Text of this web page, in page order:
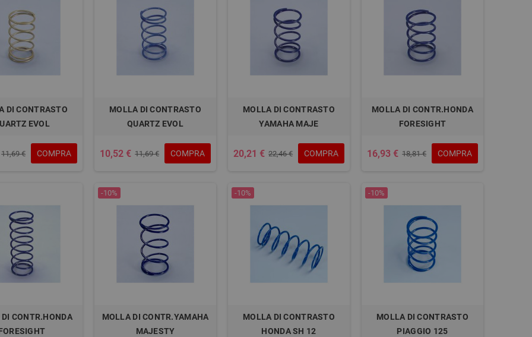
DI CONTRASTO
EVOL
11,69 € COMPRA
MOLLA DI CONTRASTO
QUARTZ EVOL
10,52 € 11,69 € COMPRA
MOLLA DI CONTRASTO
YAMAHA MAJE
20,21 € 22,46 € COMPRA
MOLLA DI CONTR.HONDA
FORESIGHT
16,93 € 18,81 € COMPRA
CONTR.HONDA
-10%
MOLLA DI CONTR.YAMAHA
MAJESTY
-10%
MOLLA DI CONTRASTO
HONDA SH 12
-10%
MOLLA DI CONTRASTO
PIAGGIO 125